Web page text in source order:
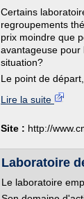
Certains
regroupements
prix moindre que
avantageuse pour
situation?
Le point de
Lire la suite
Site : http://
Laboratoire
Le laboratoire